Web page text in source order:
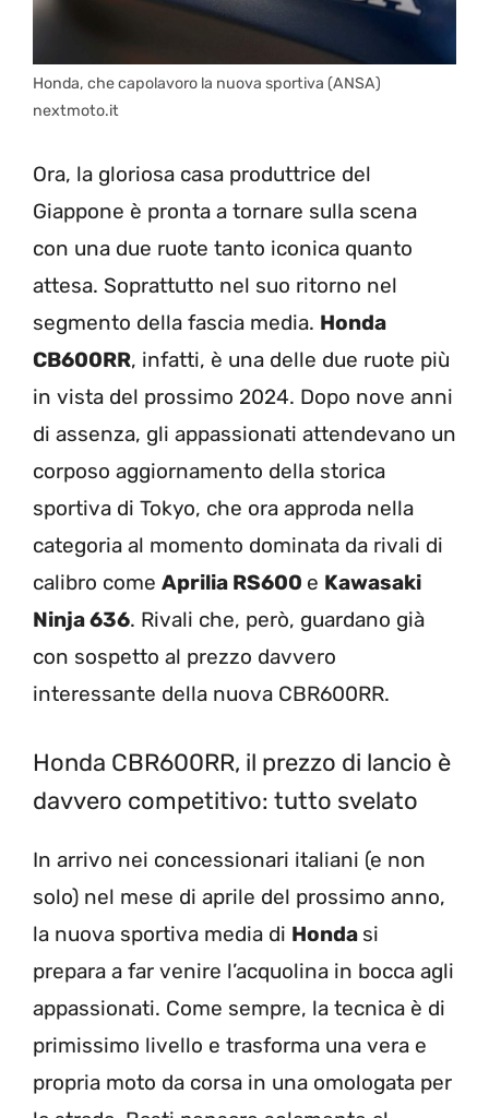
Honda, che capolavoro la nuova sportiva (ANSA)
nextmoto.it
Ora, la gloriosa casa produttrice del
Giappone è pronta a tornare sulla scena
con una due ruote tanto iconica quanto
attesa. Soprattutto nel suo ritorno nel
segmento della fascia media. Honda
CB600RR, infatti, è una delle due ruote più
in vista del prossimo 2024. Dopo nove anni
di assenza, gli appassionati attendevano un
corposo aggiornamento della storica
sportiva di Tokyo, che ora approda nella
categoria al momento dominata da rivali di
calibro come Aprilia RS600 e Kawasaki
Ninja 636. Rivali che, però, guardano già
con sospetto al prezzo davvero
interessante della nuova CBR600RR.
Honda CBR600RR, il prezzo di lancio è
davvero competitivo: tutto svelato
In arrivo nei concessionari italiani (e non
solo) nel mese di aprile del prossimo anno,
la nuova sportiva media di Honda si
prepara a far venire l’acquolina in bocca agli
appassionati. Come sempre, la tecnica è di
primissimo livello e trasforma una vera e
propria moto da corsa in una omologata per